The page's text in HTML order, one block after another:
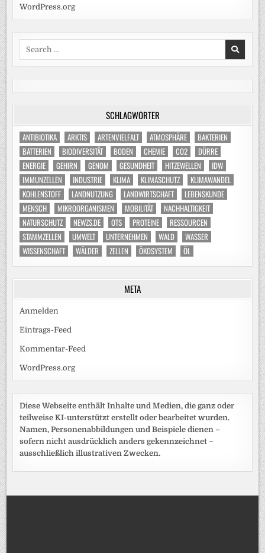
WordPress.org
SCHLAGWÖRTER
ANTIBIOTIKA ARKTIS ARTENVIELFALT ATMOSPHÄRE
BAKTERIEN
BATTERIEN
BIODIVERSITÄT BODEN CHEMIE CO2
DÜRRE
ENERGIE
GEHIRN GENOM GESUNDHEIT HITZEWELLEN
IDW
IMMUNZELLEN
INDUSTRIE KLIMA KLIMASCHUTZ
KLIMAWANDEL
KOHLENSTOFF
LANDNUTZUNG LANDWIRTSCHAFT
LEBENSKUNDE
MENSCH
MIKROORGANISMEN MOBILITÄT
NACHHALTIGKEIT
NATURSCHUTZ
NEWZS.DE OTS PROTEINE
RESSOURCEN
STAMMZELLEN
UMWELT UNTERNEHMEN WALD
WASSER
WISSENSCHAFT
WÄLDER ZELLEN ÖKOSYSTEM ÖL
META
Anmelden
Eintrags-Feed
Kommentar-Feed
WordPress.org
Diese Webseite enthält Inhalte und Medien, die ganz oder
teilweise KI-unterstützt erstellt oder bearbeitet wurden.
Namen, Personenabbildungen und Beispiele dienen –
sofern nicht ausdrücklich anders gekennzeichnet –
ausschließlich illustrativen Zwecken.